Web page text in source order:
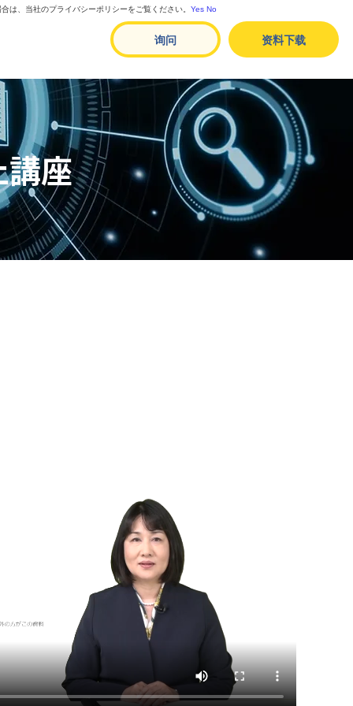
询问 资料下载
座
、当社のプライバシーポリシーをご覧ください。 Yes No